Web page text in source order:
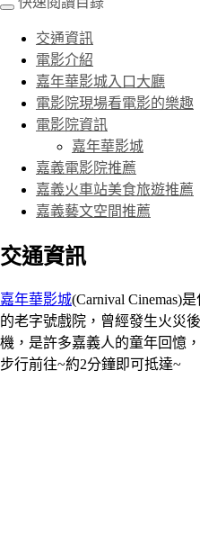
交通資訊
電影介紹
嘉年華影城入口大廳
電影院現場看電影的樂趣
電影院資訊
嘉年華影城
嘉義電影院推薦
嘉義火車站美食旅遊推薦
嘉義藝文空間推薦
交通資訊
嘉年華影城(Carnival Cinemas)
的老字號戲院，曾經發生火災
機，是許多嘉義人的童年回憶
步行前往~約2分鐘即可抵達~